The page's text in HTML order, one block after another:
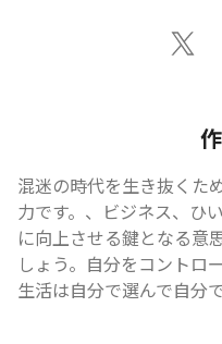
混迷の時代を生き抜くた
力です。、ビジネス、ひ
に向上させる鍵となる意
しょう。自分をコントロ
生活は自分で選んで自分